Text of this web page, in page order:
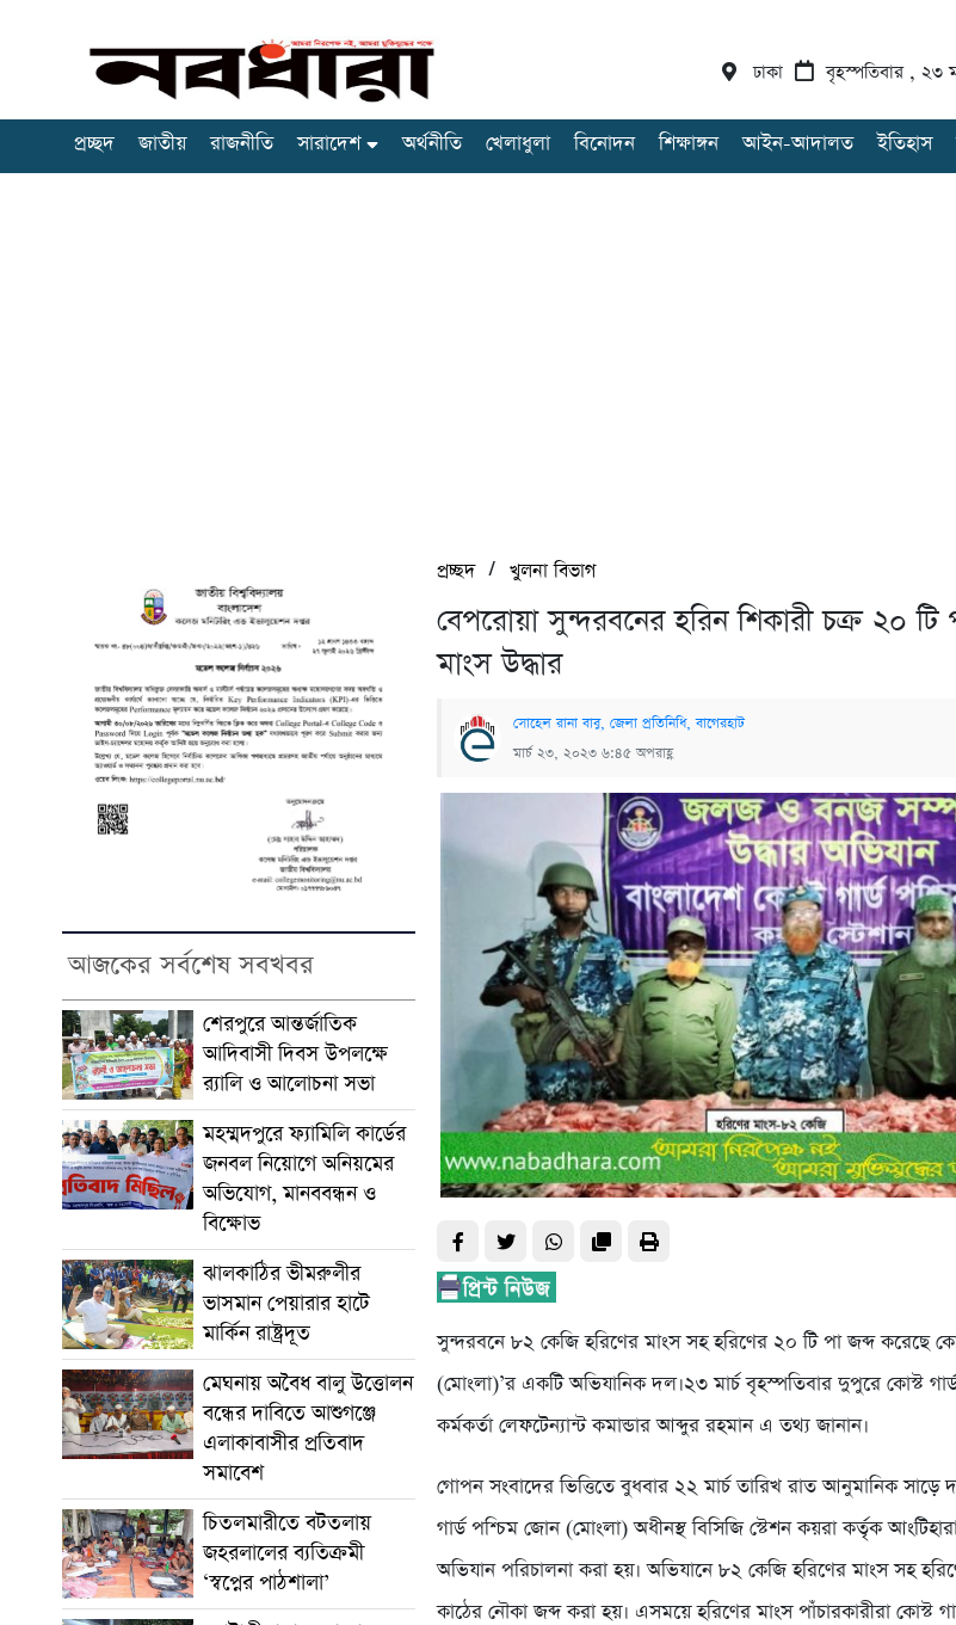
ঢাকা বৃহস্পতিবার , ২৩
প্রচ্ছদ জাতীয় রাজনীতি সারাদেশ অর্থনীতি খেলাধুলা বিনোদন শিক্ষাঙ্গন আইন-আদালত ইতিহাস
আজকের সর্বশেষ সবখবর
শেরপুরে আন্তর্জাতিক
আদিবাসী দিবস উপলক্ষে
র‌্যালি ও আলোচনা সভা
মহম্মদপুরে ফ্যামিলি কার্ডের
জনবল নিয়োগে অনিয়মের
অভিযোগ, মানববন্ধন ও
বিক্ষোভ
ঝালকাঠির ভীমরুলীর
ভাসমান পেয়ারার হাটে
মার্কিন রাষ্ট্রদূত
মেঘনায় অবৈধ বালু উত্তোলন
বন্ধের দাবিতে আশুগঞ্জে
এলাকাবাসীর প্রতিবাদ
সমাবেশ
চিতলমারীতে বটতলায়
জহরলালের ব্যতিক্রমী
‘স্বপ্নের পাঠশালা’
প্রচ্ছদ/খুলনা বিভাগ
বেপরোয়া সুন্দরবনের হরিন শিকারী চক্র ২০
মাংস উদ্ধার
সোহেল রানা বাবু, জেলা প্রতিনিধি, বাগেরহাট
মার্চ ২৩, ২০২৩ ৬:৪৫ অপরাহ্ণ
সুন্দরবনে ৮২ কেজি হরিণের মাংস সহ হরিণের ২০ টি পা জব্দ করেছে
(মোংলা)’র একটি অভিযানিক দল।২৩ মার্চ বৃহস্পতিবার দুপুরে কোস্ট
কর্মকর্তা লেফটেন্যান্ট কমান্ডার আব্দুর রহমান এ তথ্য জানান।
গোপন সংবাদের ভিত্তিতে বুধবার ২২ মার্চ তারিখ রাত আনুমানিক সাড়ে
গার্ড পশ্চিম জোন (মোংলা) অধীনস্থ বিসিজি স্টেশন কয়রা কর্তৃক
অভিযান পরিচালনা করা হয়। অভিযানে ৮২ কেজি হরিণের মাংস সহ
কাঠের নৌকা জব্দ করা হয়। এসময়ে হরিণের মাংস পাঁচারকারীরা কোস্ট